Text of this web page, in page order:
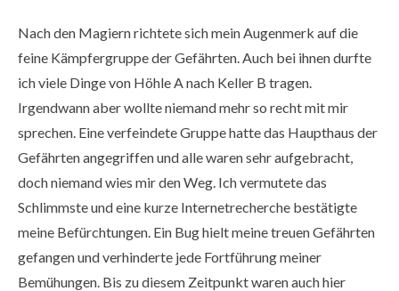
Nach den Magiern richtete sich mein Augenmerk auf die
feine Kämpfergruppe der Gefährten. Auch bei ihnen durfte
ich viele Dinge von Höhle A nach Keller B tragen.
Irgendwann aber wollte niemand mehr so recht mit mir
sprechen. Eine verfeindete Gruppe hatte das Haupthaus der
Gefährten angegriffen und alle waren sehr aufgebracht,
doch niemand wies mir den Weg. Ich vermutete das
Schlimmste und eine kurze Internetrecherche bestätigte
meine Befürchtungen. Ein Bug hielt meine treuen Gefährten
gefangen und verhinderte jede Fortführung meiner
Bemühungen. Bis zu diesem Zeitpunkt waren auch hier